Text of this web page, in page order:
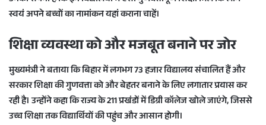
स्वयं अपने बच्चों का नामांकन यहां कराना चाहें।
शिक्षा व्यवस्था को और मजबूत बनाने पर जोर
मुख्यमंत्री ने बताया कि बिहार में लगभग73 हजार विद्यालयसंचालित हैं और
सरकार शिक्षा की गुणवत्ता को और बेहतर बनाने के लिए लगातार प्रयास कर
रही है। उन्होंने कहा कि राज्य के211 प्रखंडों में डिग्री कॉलेजखोले जाएंगे, जिससे
उच्च शिक्षा तक विद्यार्थियों की पहुंच और आसान होगी।